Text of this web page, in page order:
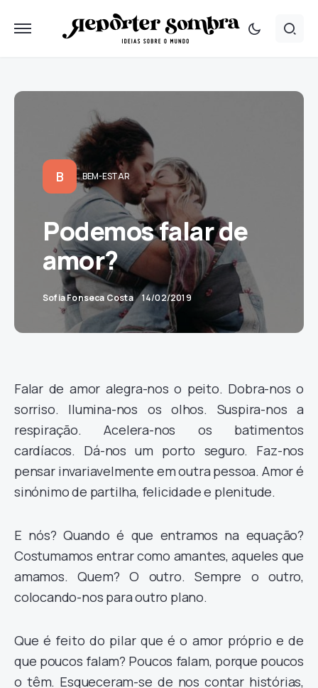
B BEM-ESTAR
Podemos falar de
amor?
Sofia Fonseca Costa 14/02/2019
Falar de amor alegra-nos o peito. Dobra-nos o
sorriso. Ilumina-nos os olhos. Suspira-nos a
respiração. Acelera-nos os batimentos
cardíacos. Dá-nos um porto seguro. Faz-nos
pensar invariavelmente em outra pessoa. Amor é
sinónimo de partilha, felicidade e plenitude.
E nós? Quando é que entramos na equação?
Costumamos entrar como amantes, aqueles que
amamos. Quem? O outro. Sempre o outro,
colocando-nos para outro plano.
Que é feito do pilar que é o amor próprio e de
que poucos falam? Poucos falam, porque poucos
o têm. Esqueceram-se de nos contar histórias,